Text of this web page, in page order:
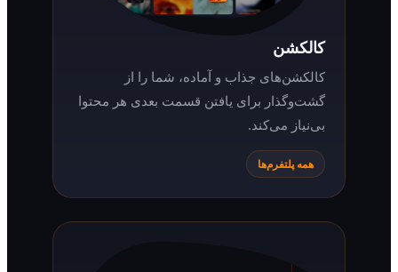
کالکشن‌های جذاب و آماده، شما را از
گشت‌وگذار برای یافتن قسمت بعدی هر محتوا
بی‌نیاز می‌کند.
همه پلتفرم‌ها